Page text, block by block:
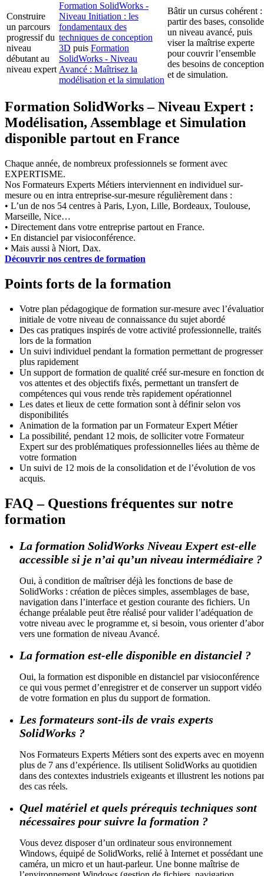
Construire
un parcours
progressif du
niveau
débutant au
niveau expert
Formation SolidWorks -
Niveau Initiation : les
fondamentaux des
techniques de conception
3D puis Formation
SolidWorks - Niveau
Avancé : Maîtrisez la
modélisation et la simulation
Bâtir un cursus cohérent :
partir des bases,
un niveau avancé, puis
viser la maîtrise experte
pour couvrir l’ensemble
des besoins de conception
et de simulation.
Formation SolidWorks – Niveau Expert :
Modélisation, Assemblage et Simulation
disponible partout en France
Chaque année, de nombreux professionnels se forment avec
EXPERTISME.
Nos Formateurs Experts Métiers interviennent en individuel sur-
mesure ou en intra entreprise-sur-mesure régulièrement dans :
• L’un de nos 54 centres à Paris, Lyon, Lille, Bordeaux, Toulouse,
Marseille, Nice…
• Directement dans votre entreprise partout en France.
• En distanciel par visioconférence.
• Mais aussi à Niort, Dax.
Découvrir nos centres de formation
Points forts de la formation
Votre plan pédagogique de formation sur-mesure avec
initiale de votre niveau de connaissance du sujet abordé
Des cas pratiques inspirés de votre activité professionnelle, traités
lors de la formation
Un suivi individuel pendant la formation permettant de progresser
plus rapidement
Un support de formation de qualité créé sur-mesure en fonction
vos attentes et des objectifs fixés, permettant un transfert de
compétences qui vous rende très rapidement opérationnel
Les dates et lieux de cette formation sont à définir selon vos
disponibilités
Animation de la formation par un Formateur Expert Métier
La possibilité, pendant 12 mois, de solliciter votre Formateur
Expert sur des problématiques professionnelles liées au thème de
votre formation
Un suivi de 12 mois de la consolidation et de l’évolution de vos
acquis.
FAQ – Questions fréquentes sur notre
formation
La formation SolidWorks Niveau Expert est-elle
accessible si je n’ai qu’un niveau intermédiaire ?
Oui, à condition de maîtriser déjà les fonctions de base de
SolidWorks : création de pièces simples, assemblages de base,
navigation dans l’interface et gestion courante des fichiers. Un
échange préalable peut être réalisé pour valider l’adéquation de
votre niveau avec le programme et, si besoin, vous orienter
vers une formation de niveau Avancé.
La formation est-elle disponible en distanciel ?
Oui, la formation est disponible en distanciel par visioconférence
ce qui vous permet d’enregistrer et de conserver un support vidéo
de votre formation en plus du support de formation.
Les formateurs sont-ils de vrais experts
SolidWorks ?
Nos Formateurs Experts Métiers sont des experts avec en
plus de 7 ans d’expérience. Ils utilisent SolidWorks au quotidien
dans des contextes industriels exigeants et illustrent les notions par
des cas réels.
Quel matériel et quels prérequis techniques sont
nécessaires pour suivre la formation ?
Vous devez disposer d’un ordinateur sous environnement
Windows, équipé de SolidWorks, relié à Internet et possédant une
caméra, un micro et un haut-parleur. Une bonne maîtrise de